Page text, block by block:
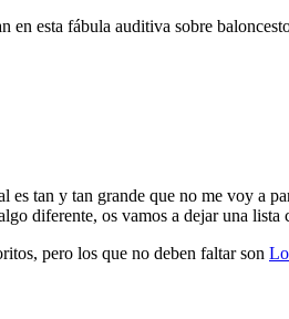
en esta fábula auditiva sobre
tan y tan grande que no me voy a
diferente, os vamos a dejar una lista
pero los que no deben faltar son